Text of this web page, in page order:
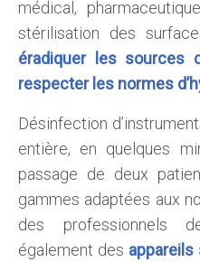
médical,
stérilisation des
éradiquer les sources
respecter les normes
Désinfection
entière, en quelques
passage de deux
gammes adaptées aux
des professionnels
également des